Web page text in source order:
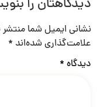
دیدگاهتان را
نشانی ایمیل شما
علامت‌گذاری شده‌اند *
دیدگاه*